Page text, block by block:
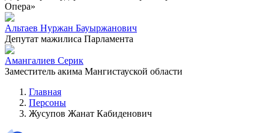
Опера»
Альтаев Нуржан Бауыржанович
Депутат мажилиса Парламента
Амангалиев Серик
Заместитель акима Мангистауской области
Главная
Персоны
Жусупов Жанат Кабиденович